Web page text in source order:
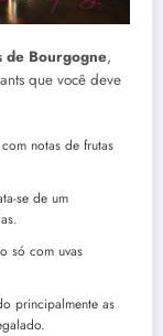
de Bourgogne,
que você deve
notas de frutas
se de um
só com uvas
principalmente as